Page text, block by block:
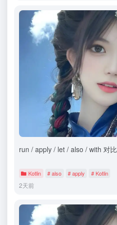
run / apply / let / also / with 对比
Kotlin # also # apply # Kotlin
2天前